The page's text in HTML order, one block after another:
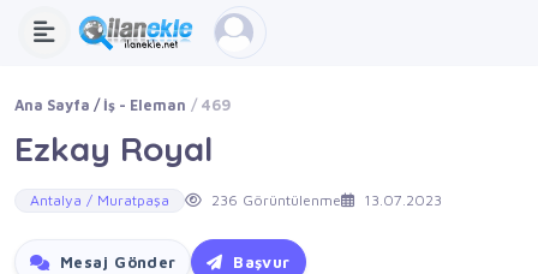
Ana Sayfa İş - Eleman 469
Ezkay Royal
Antalya / Muratpaşa 236 Görüntülenme 13.07.2023
Mesaj Gönder Başvur